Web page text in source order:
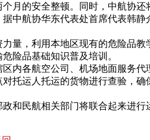
的安全整顿。同时，中航协
中航协华东代表处首席代表韩
，利用本地区现有的危险品教
险品基础知识普及培训。
各航空公司、机场地面服务代
托运人托运的货物进行查验，
民航相关部门将联合起来进行